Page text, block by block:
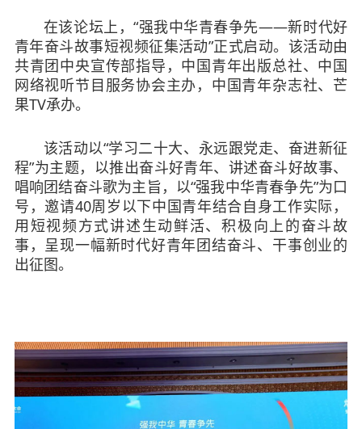
在该论坛上，“强我中华青春争先——新时代好
青年奋斗故事短视频征集活动”正式启动。该活动由
共青团中央宣传部指导，中国青年出版总社、中国
网络视听节目服务协会主办，中国青年杂志社、芒
果TV承办。
该活动以“学习二十大、永远跟党走、奋进新征
程”为主题，以推出奋斗好青年、讲述奋斗好故事、
唱响团结奋斗歌为主旨，以“强我中华青春争先”为口
号，邀请40周岁以下中国青年结合自身工作实际，
用短视频方式讲述生动鲜活、积极向上的奋斗故
事，呈现一幅新时代好青年团结奋斗、干事创业的
出征图。